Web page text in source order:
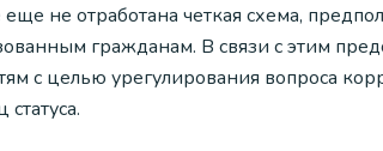
не отработана четкая схема,
гражданам. В связи с этим
с целью урегулирования вопроса